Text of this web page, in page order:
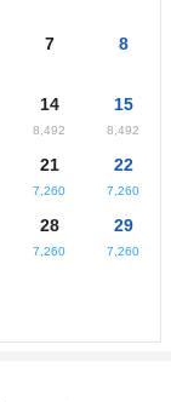
7 8
14
8,492
15
8,492
21
7,260
22
7,260
28
7,260
29
7,260